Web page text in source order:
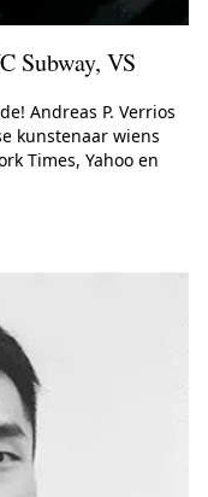
Subway, VS
Andreas P. Verrios
kunstenaar wiens
Times, Yahoo en